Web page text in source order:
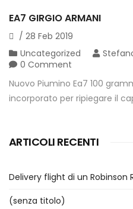
EA7 GIRGIO ARMANI
/ 28 Feb 2019
Uncategorized
0 Comment
Nuovo Piumino Ea7 100
incorporato per ripiegare il
ARTICOLI RECENTI
Delivery flight di un Robinson
(senza titolo)